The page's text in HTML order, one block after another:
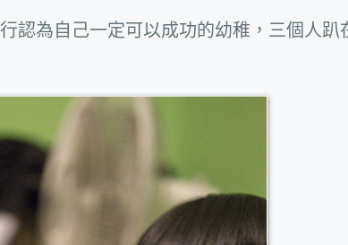
認為自己一定可以成功的幼稚，三個人趴